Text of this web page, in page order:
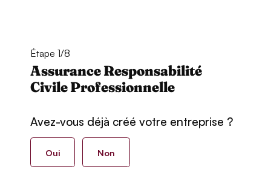
Étape 1/8
Assurance Responsabilité
Civile Professionnelle
Avez-vous déjà créé votre entreprise ?
Oui Non